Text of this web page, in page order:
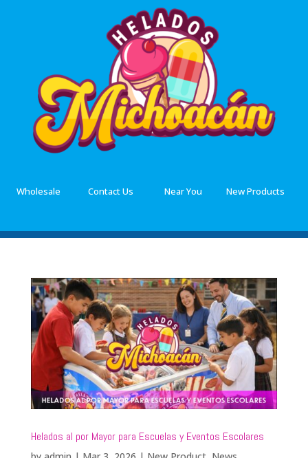
Wholesale Contact Us Near You New Products
Helados al por Mayor para Escuelas y Eventos Escolares